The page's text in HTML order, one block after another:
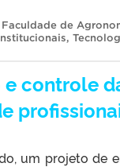
Faculdade de
,
controle
um projeto de